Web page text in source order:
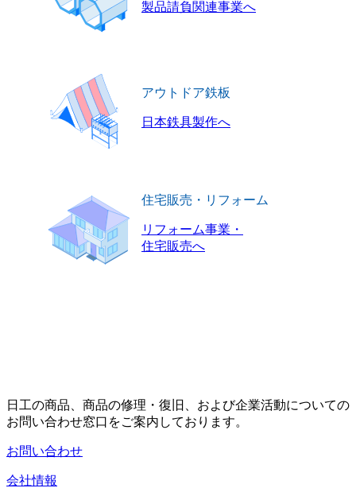
製品請負関連事業へ
アウトドア鉄板
日本鉄具製作へ
住宅販売・リフォーム
リフォーム事業・
住宅販売へ
日工の商品、商品の修理・復旧、および企業活動についての
お問い合わせ窓口をご案内しております。
お問い合わせ
会社情報